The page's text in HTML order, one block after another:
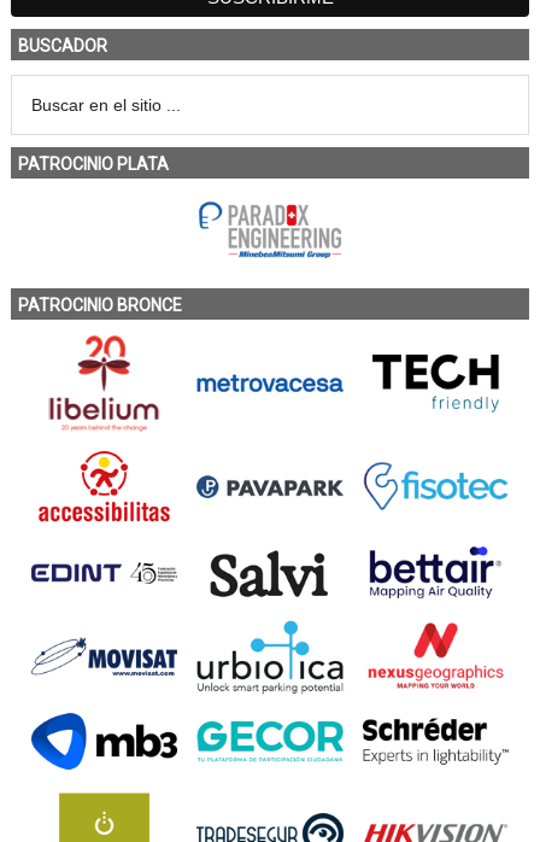
BUSCADOR
PATROCINIO PLATA
PATROCINIO BRONCE